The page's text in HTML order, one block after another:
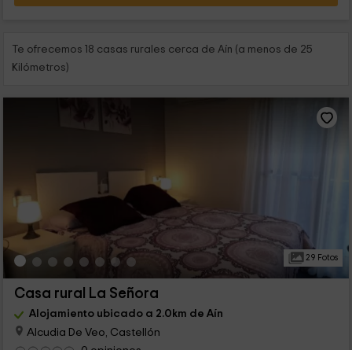
Te ofrecemos 18 casas rurales cerca de Aín (a menos de 25
Kilómetros)
29 Fotos
Casa rural La Señora
Alojamiento ubicado a 2.0km de Aín
Alcudia De Veo, Castellón